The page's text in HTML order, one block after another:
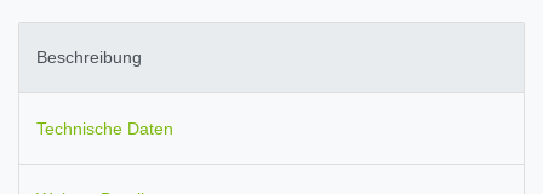
Beschreibung
Technische Daten